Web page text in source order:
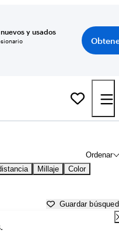
y usados
Ordenar
Millaje Color
Guardar